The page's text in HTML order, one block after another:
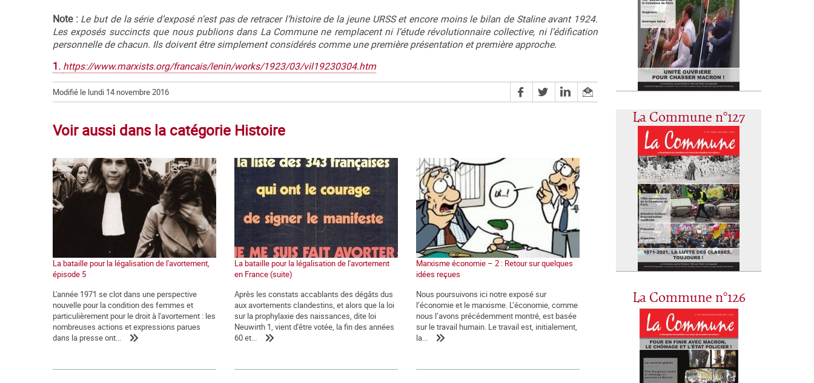
La Commune n°127
La Commune n°126
Note : Le but de la série d’exposé n’est pas de retracer l’histoire de la jeune URSS et encore moins le bilan de Staline avant 1924.
Les exposés succincts que nous publions dans La Commune ne remplacent ni l’étude révolutionnaire collective, ni l’édification
personnelle de chacun. Ils doivent être simplement considérés comme une première présentation et première approche.
1. https://www.marxists.org/francais/lenin/works/1923/03/vil19230304.htm
Modifié le lundi 14 novembre 2016
Voir aussi dans la catégorie Histoire
La bataille pour la légalisation de l'avortement,
épisode 5
L'année 1971 se clot dans une perspective
nouvelle pour la condition des femmes et
particulièrement pour le droit à l'avortement : les
nombreuses actions et expressions parues
dans la presse ont...
La bataille pour la légalisation de l'avortement
en France (suite)
Après les constats accablants des dégâts dus
aux avortements clandestins, et alors que la loi
sur la prophylaxie des naissances, dite loi
Neuwirth 1, vient d'être votée, la fin des années
60 et...
Marxisme économie – 2 : Retour sur quelques
idées reçues
Nous poursuivons ici notre exposé sur
l’économie et le marxisme. L’économie, comme
nous l’avons précédemment montré, est basée
sur le travail humain. Le travail est, initialement,
la...